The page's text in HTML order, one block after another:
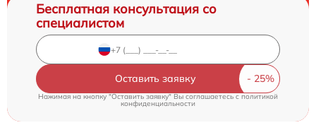
Бесплатная консультация со
специалистом
Оставить заявку
Нажимая на кнопку "Оставить заявку" Вы соглашаетесь c политикой
конфиденциальности